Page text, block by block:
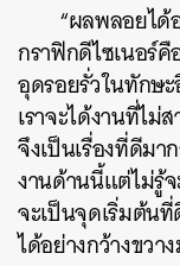
“ผลพลอยได้
กราฟิกดีไซเนอร์
อุดรอยรั่วในทักษ
เราจะได้งานที่ไ
จึงเป็นเรื่องที่ดีม
งานด้านนี้แต่ไม่รู้จ
จะเป็นจุดเริ่มต้น
ได้อย่างกว้างขวา
ค้นหา
SHARE